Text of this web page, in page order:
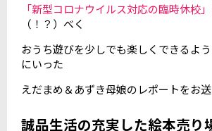
「新型コロナウイルス対応の臨時休校」
（！？）べく
おうち遊びを少しでも楽しくできるよ
にいった
えだまめ＆あずき母娘のレポートをお送
誠品生活の充実した絵本売り